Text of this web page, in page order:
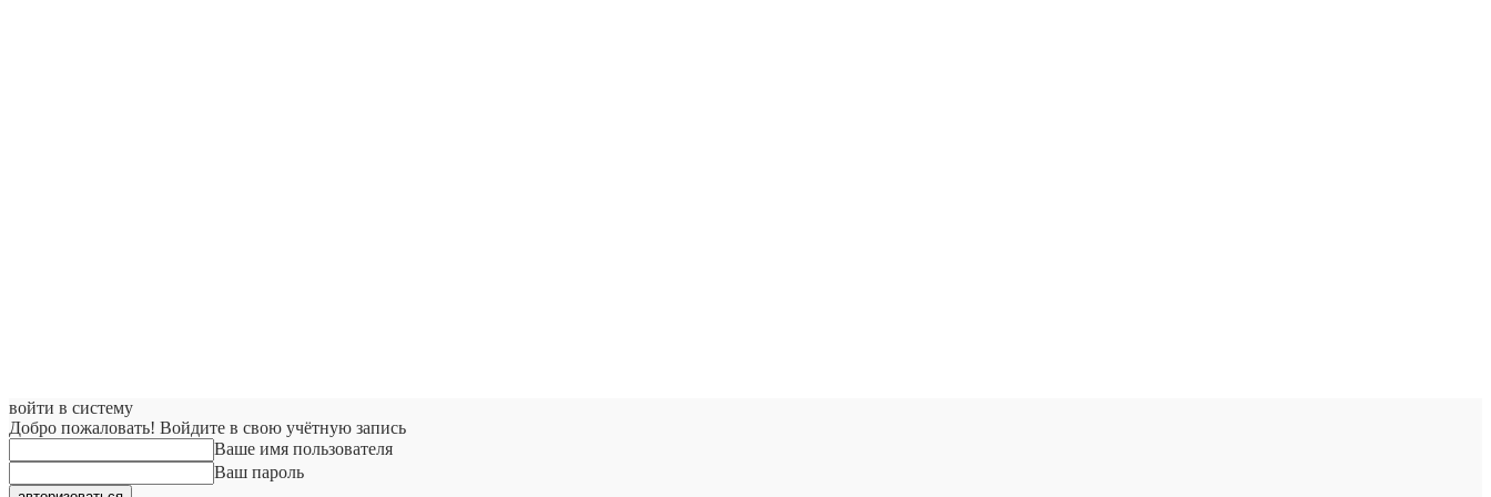
войти в систему
Добро пожаловать! Войдите в свою учётную запись
Ваше имя пользователя
Ваш пароль